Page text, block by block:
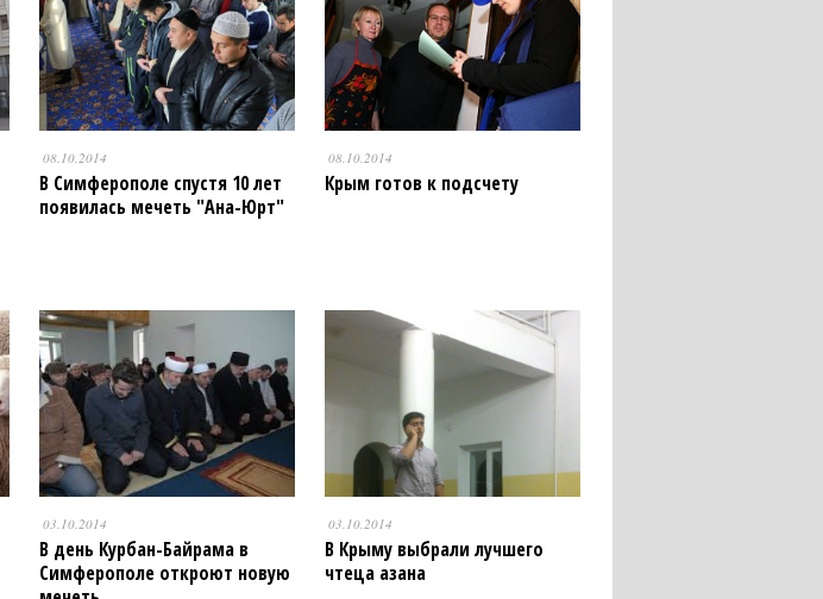
08.10.2014
В Симферополе спустя 10 лет
появилась мечеть "Ана-Юрт"
08.10.2014
Крым готов к подсчету
03.10.2014
В день Курбан-Байрама в
Симферополе откроют новую
03.10.2014
В Крыму выбрали лучшего
чтеца азана